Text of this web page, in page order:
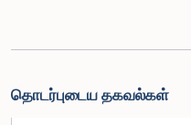
தொடர்புடைய தகவல்கள்